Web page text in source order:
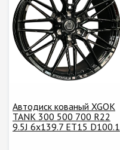
Автодиск кованый XGOK
TANK 300 500 700 R22
9.5J 6х139.7 ET15 D100.1